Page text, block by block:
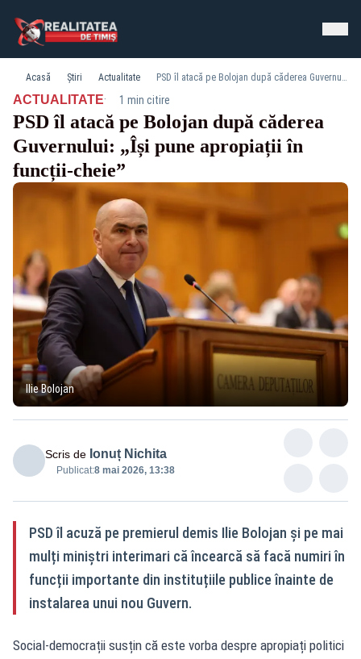
Acasă Știri Actualitate PSD îl atacă pe Bolojan după căderea Guvernului: „Își pune apropiații în funcții-cheie”
ACTUALITATE· 1 min citire
PSD îl atacă pe Bolojan după căderea
Guvernului: „Își pune apropiații în
funcții-cheie”
Ilie Bolojan
Scris de Ionuț Nichita
Publicat:8 mai 2026, 13:38
PSD îl acuză pe premierul demis Ilie Bolojan și pe mai
mulți miniștri interimari că încearcă să facă numiri în
funcții importante din instituțiile publice înainte de
instalarea unui nou Guvern.
Social-democrații susțin că este vorba despre apropiați politici